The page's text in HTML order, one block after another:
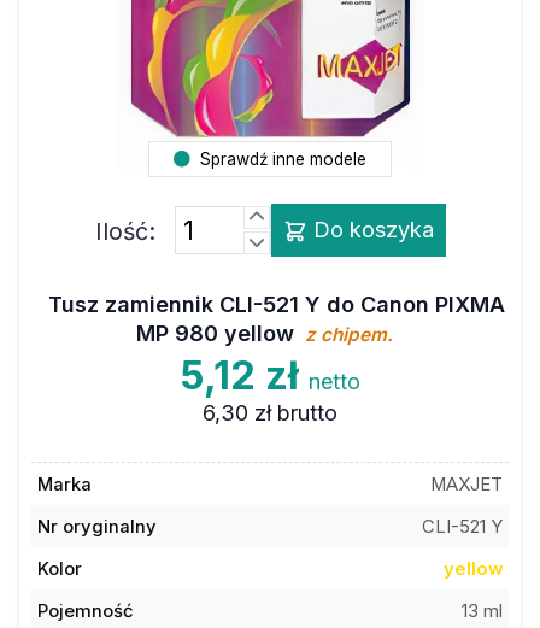
Sprawdź inne modele
Ilość: Do koszyka
Tusz zamiennik CLI-521 Y do Canon PIXMA
MP 980 yellow z chipem.
5,12 zł netto
6,30 zł brutto
Marka
MAXJET
Nr oryginalny
CLI-521 Y
Kolor
yellow
Pojemność
13 ml